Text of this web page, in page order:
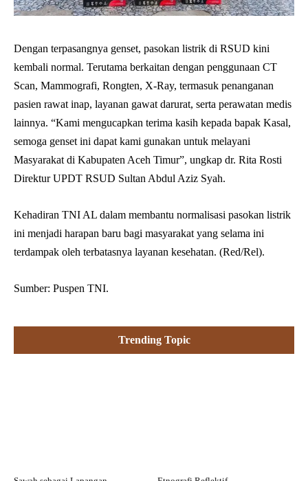
Dengan terpasangnya genset, pasokan listrik di RSUD kini
kembali normal. Terutama berkaitan dengan penggunaan CT
Scan, Mammografi, Rongten, X-Ray, termasuk penanganan
pasien rawat inap, layanan gawat darurat, serta perawatan medis
lainnya. “Kami mengucapkan terima kasih kepada bapak Kasal,
semoga genset ini dapat kami gunakan untuk melayani
Masyarakat di Kabupaten Aceh Timur”, ungkap dr. Rita Rosti
Direktur UPDT RSUD Sultan Abdul Aziz Syah.
Kehadiran TNI AL dalam membantu normalisasi pasokan listrik
ini menjadi harapan baru bagi masyarakat yang selama ini
terdampak oleh terbatasnya layanan kesehatan. (Red/Rel).
Sumber: Puspen TNI.
Trending Topic